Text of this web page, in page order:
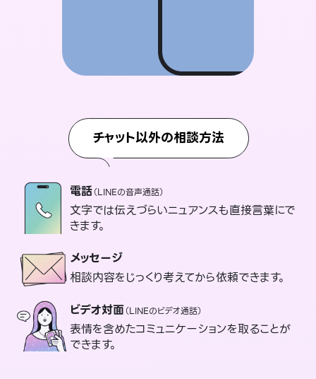
チャット以外の相談方法
電話（LINEの音声通話）
文字では伝えづらいニュアンスも直接言葉にで
きます。
メッセージ
相談内容をじっくり考えてから依頼できます。
ビデオ対面（LINEのビデオ通話）
表情を含めたコミュニケーションを取ることが
できます。